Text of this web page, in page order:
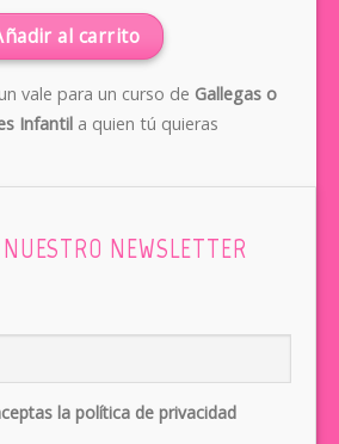
al carrito
vale para un curso de Gallegas o
Infantila quien tú quieras
NEWSLETTER
la política de privacidad